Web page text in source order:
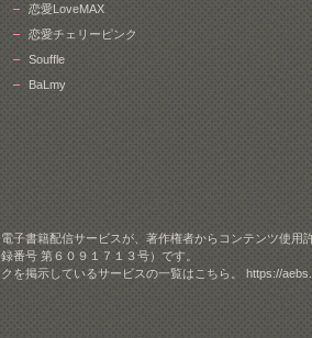
恋愛LoveMAX
恋愛チェリーピンク
Souffle
BaLmy
子書籍配信サービスが、著作権者からコンテンツ使用
番号 第６０９１７１３号）です。
を掲示しているサービスの一覧はこちら。 https://